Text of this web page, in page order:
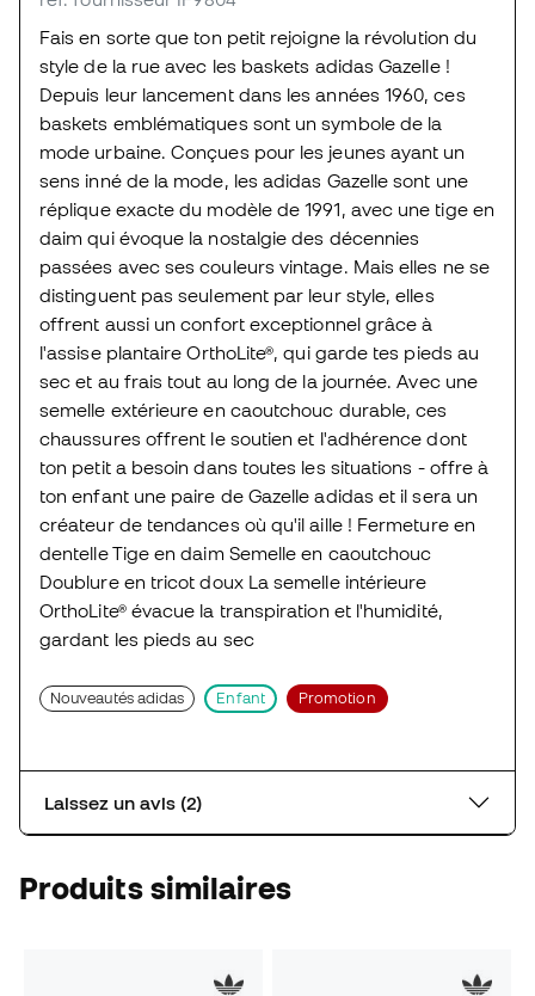
Fais en sorte que ton petit rejoigne la révolution du
style de la rue avec les baskets adidas Gazelle !
Depuis leur lancement dans les années 1960, ces
baskets emblématiques sont un symbole de la
mode urbaine. Conçues pour les jeunes ayant un
sens inné de la mode, les adidas Gazelle sont une
réplique exacte du modèle de 1991, avec une tige en
daim qui évoque la nostalgie des décennies
passées avec ses couleurs vintage. Mais elles ne se
distinguent pas seulement par leur style, elles
offrent aussi un confort exceptionnel grâce à
l'assise plantaire OrthoLite®, qui garde tes pieds au
sec et au frais tout au long de la journée. Avec une
semelle extérieure en caoutchouc durable, ces
chaussures offrent le soutien et l'adhérence dont
ton petit a besoin dans toutes les situations - offre à
ton enfant une paire de Gazelle adidas et il sera un
créateur de tendances où qu'il aille ! Fermeture en
dentelle Tige en daim Semelle en caoutchouc
Doublure en tricot doux La semelle intérieure
OrthoLite® évacue la transpiration et l'humidité,
gardant les pieds au sec
Nouveautés adidas Enfant Promotion
Laissez un avis (2)
Produits similaires